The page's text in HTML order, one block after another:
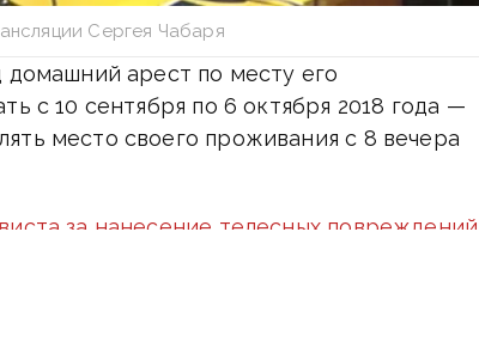
Сергея Чабаря
домашний арест по месту его
с 10 сентября по 6 октября 2018 года —
место своего проживания с 8 вечера
за нанесение телесных повреждений